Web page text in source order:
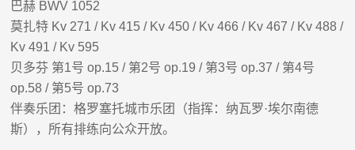
巴赫 BWV 1052
莫扎特 Kv 271 / Kv 415 / Kv 450 / Kv 466 / Kv 467 / Kv 488 /
Kv 491 / Kv 595
贝多芬 第1号op.15 / 第2号op.19 / 第3号op.37 / 第4号
op.58 / 第5号op.73
伴奏乐团 ：格罗塞托城市乐团（指挥：纳瓦罗·埃尔南德
斯），所有排练向公众开放。